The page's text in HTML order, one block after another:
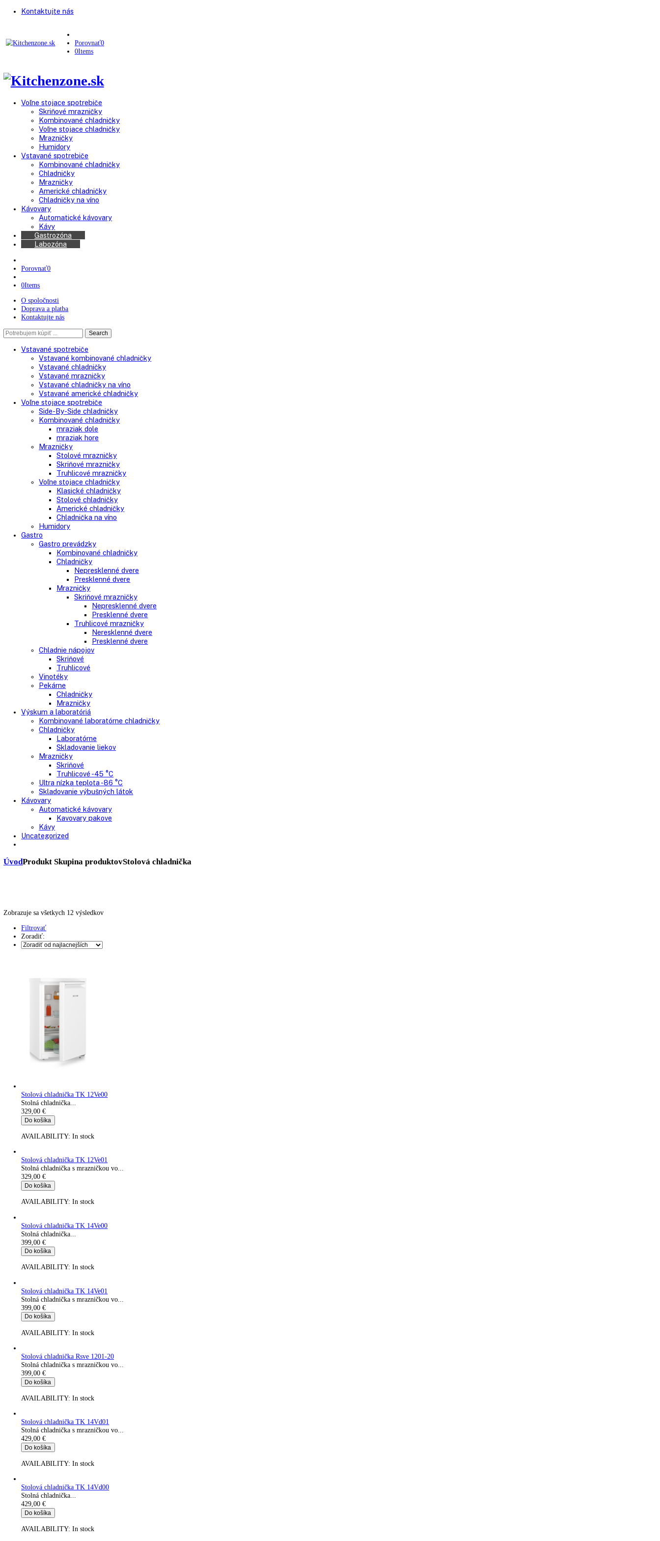
Kontaktujte nás
Porovnať
0Items
Voľne stojace spotrebiče
Skriňové mrazničky
Kombinované chladničky
Voľne stojace chladničky
Mrazničky
Humidory
Vstavané spotrebiče
Kombinované chladničky
Chladničky
Mrazničky
Americké chladničky
Chladničky na víno
Kávovary
Automatické kávovary
Labozóna
Porovnať0
0Items
O spoločnosti
Kontaktujte nás
Search
Vstavané spotrebiče
Vstavané kombinované chladničky
Vstavané chladničky
Vstavané mrazničky
Vstavané chladničky na víno
Vstavané americké chladničky
Voľne stojace spotrebiče
Side-By-Side chladničky
Kombinované chladničky
mraziak dole
mraziak hore
Mrazničky
Stolové mrazničky
Skriňové mrazničky
Truhlicové mrazničky
Klasické chladničky
Stolové chladničky
Americké chladničky
Chladnička na víno
Humidory
Gastro prevádzky
Kombinované chladničky
Chladničky
Nepresklenné dvere
Presklenné dvere
Mrazničky
Skriňové mrazničky
Truhlicové mrazničky
Chladnie nápojov
Skriňové
Truhlicové
Vinotéky
Pekárne
Chladničky
Mrazničky
Výskum a laboratóriá
Kombinované laboratórne chladničky
Chladničky
Laboratórne
Mrazničky
Truhlicové -45 °C
Kavovary pakove
Kávy
Uncategorized
Zobrazuje sa všetkych 12 výsledkov
Filtrovať
Zoradiť:
Stolná chladnička...
329,00€
Do košíka
AVAILABILITY: In stock
Stolová chladnička TK 12Ve01
Stolná chladnička s mrazničkou vo...
329,00
Do košíka
AVAILABILITY:In stock
Stolová chladnička TK 14Ve00
Stolná chladnička...
399,00€
Stolová chladnička TK 14Ve01
Stolná chladnička s mrazničkou vo...
399,00€
Do košíka
Stolová chladnička Rsve 1201-20
Stolná chladnička s mrazničkou vo...
399,00€